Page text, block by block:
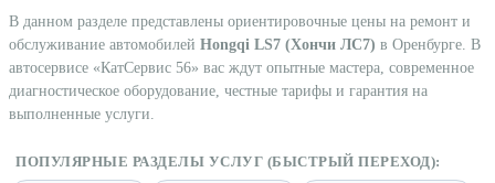
В данном разделе представлены ориентировочные цены на ремонт и
обслуживание автомобилей Hongqi LS7 (Хончи ЛС7) в Оренбурге. В
автосервисе «КатСервис 56» вас ждут опытные мастера, современное
диагностическое оборудование, честные тарифы и гарантия на
выполненные услуги.
ПОПУЛЯРНЫЕ РАЗДЕЛЫ УСЛУГ (БЫСТРЫЙ ПЕРЕХОД):